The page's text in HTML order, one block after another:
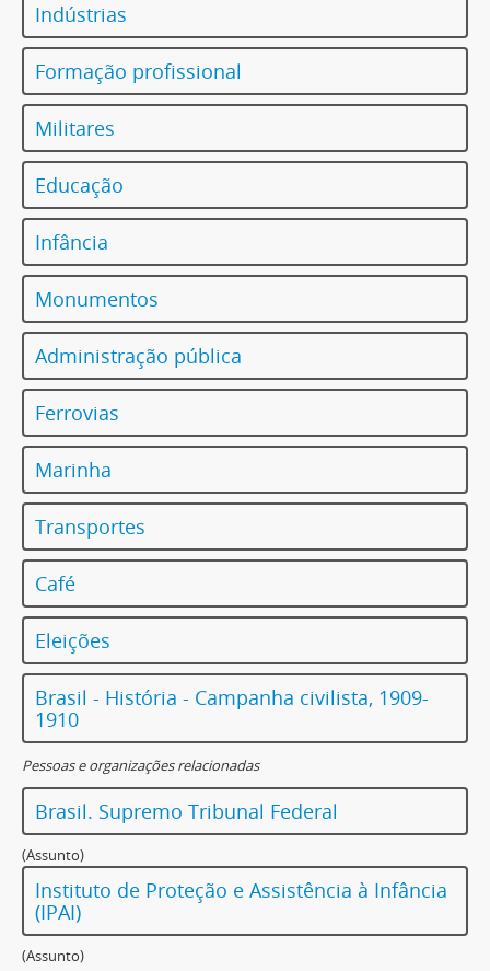
Indústrias
Formação profissional
Militares
Educação
Infância
Monumentos
Administração pública
Ferrovias
Marinha
Transportes
Café
Eleições
Brasil - História - Campanha civilista, 1909-
1910
Pessoas e organizações relacionadas
Brasil. Supremo Tribunal Federal
(Assunto)
Instituto de Proteção e Assistência à Infância
(IPAI)
(Assunto)